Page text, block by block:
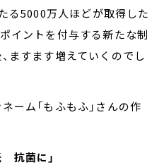
る5000万人ほどが取得した
イントを付与する新たな制
ますます増えていくのでし
ーム「もふもふ」さんの作
抗菌に」